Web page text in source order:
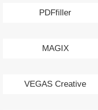
PDFfiller
MAGIX
VEGAS Creative